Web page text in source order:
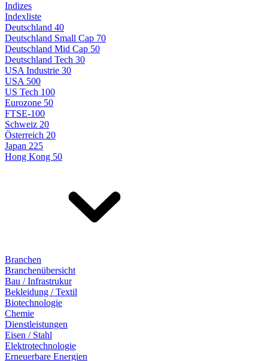
Indizes
Indexliste
Deutschland 40
Deutschland Small Cap 70
Deutschland Mid Cap 50
Deutschland Tech 30
USA Industrie 30
USA 500
US Tech 100
Eurozone 50
FTSE-100
Schweiz 20
Österreich 20
Japan 225
Hong Kong 50
Branchen
Branchenübersicht
Bau / Infrastrukur
Bekleidung / Textil
Biotechnologie
Chemie
Dienstleistungen
Eisen / Stahl
Elektrotechnologie
Erneuerbare Energien